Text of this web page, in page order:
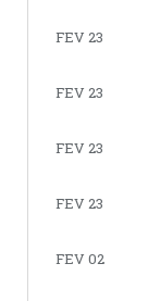
FEV 23
FEV 23
FEV 23
FEV 23
FEV 02